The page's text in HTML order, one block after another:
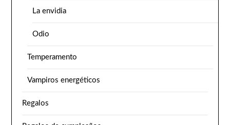
La envidia
Odio
Temperamento
Vampiros energéticos
Regalos